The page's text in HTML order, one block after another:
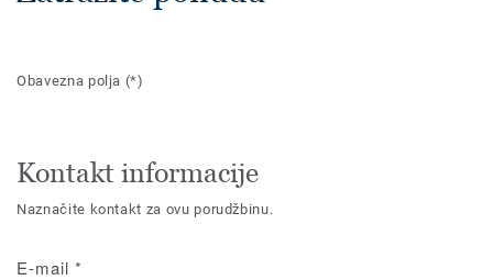
Obavezna polja (*)
Kontakt informacije
Naznačite kontakt za ovu porudžbinu.
E-mail *